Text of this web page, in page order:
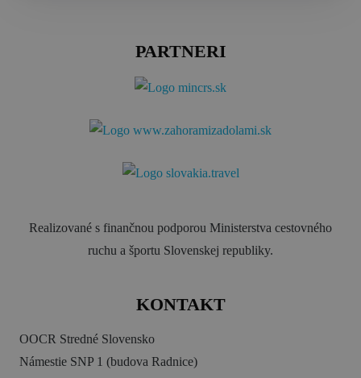
PARTNERI
Realizované s finančnou podporou Ministerstva cestovného
ruchu a športu Slovenskej republiky.
KONTAKT
OOCR Stredné Slovensko
Námestie SNP 1 (budova Radnice)